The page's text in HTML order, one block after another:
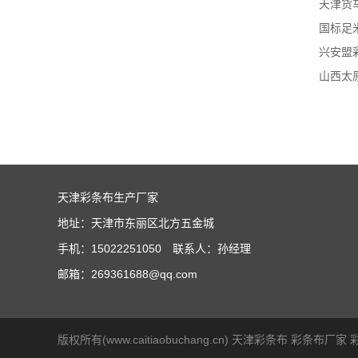
天津彩条布生产厂家
地址：天津市东丽区北方五金城
手机：15022251050 联系人：孙经理
邮箱：269361688@qq.com
版权所有(www.caitiaobuchang.cn) 天津彩条布 彩条布厂家